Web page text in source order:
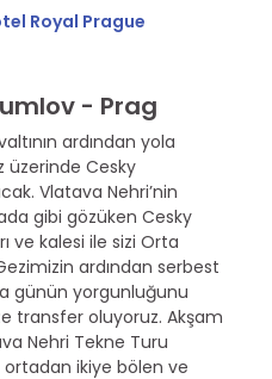
Royal Prague
- Prag
ardından yola
üzerinde Cesky
Vlatava Nehri’nin
gibi gözüken Cesky
ve kalesi ile sizi Orta
ardından serbest
günün yorgunluğunu
transfer oluyoruz. Akşam
Nehri Tekne Turu
ortadan ikiye bölen ve